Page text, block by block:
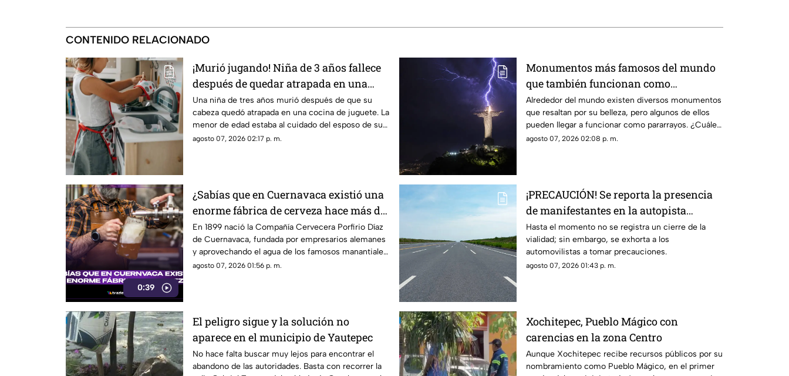
CONTENIDO RELACIONADO
¡Murió jugando! Niña de 3 años fallece
después de quedar atrapada en una
cocina de juguete
Una niña de tres años murió después de que su
cabeza quedó atrapada en una cocina de juguete. La
menor de edad estaba al cuidado del esposo de su
niñera.
agosto 07, 2026 02:17 p. m.
Monumentos más famosos del mundo
que también funcionan como
pararrayos, ¿por qué ocurre esto?
Alrededor del mundo existen diversos monumentos
que resaltan por su belleza, pero algunos de ellos
pueden llegar a funcionar como pararrayos. ¿Cuáles
son?
agosto 07, 2026 02:08 p. m.
0:39
¿Sabías que en Cuernavaca existió una
enorme fábrica de cerveza hace más de
120 años?
En 1899 nació la Compañía Cervecera Porfirio Díaz
de Cuernavaca, fundada por empresarios alemanes
y aprovechando el agua de los famosos manantiales
de la zona.
agosto 07, 2026 01:56 p. m.
¡PRECAUCIÓN! Se reporta la presencia
de manifestantes en la autopista
Cuernavaca-Acapulco
Hasta el momento no se registra un cierre de la
vialidad; sin embargo, se exhorta a los
automovilistas a tomar precauciones.
agosto 07, 2026 01:43 p. m.
El peligro sigue y la solución no
aparece en el municipio de Yautepec
No hace falta buscar muy lejos para encontrar el
abandono de las autoridades. Basta con recorrer la
Xochitepec, Pueblo Mágico con
carencias en la zona Centro
Aunque Xochitepec recibe recursos públicos por su
nombramiento como Pueblo Mágico, en el primer